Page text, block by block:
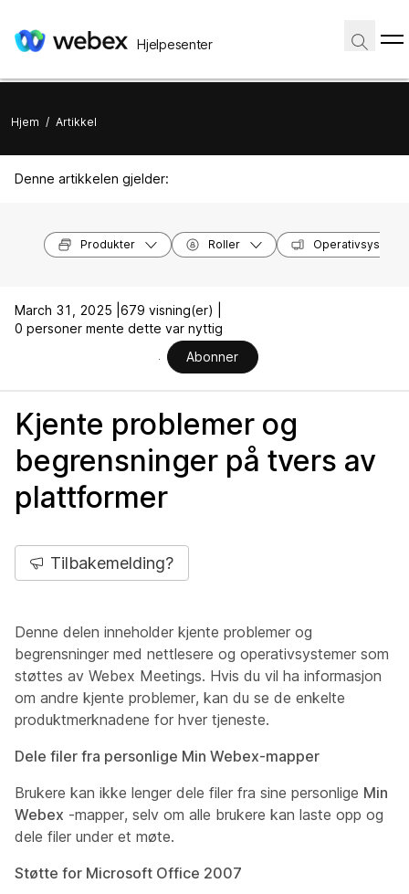
Hjelpesenter
Hjem / Artikkel
Denne artikkelen gjelder:
Produkter Roller
March 31, 2025 | 679 visning(er) |
0 personer mente dette var nyttig
Abonner
Kjente problemer og
begrensninger på tvers av
plattformer
Tilbakemelding?
Denne delen inneholder kjente problemer og
begrensninger med nettlesere og operativsystemer som
støttes av Webex Meetings. Hvis du vil ha informasjon
om andre kjente problemer, kan du se de enkelte
produktmerknadene for hver tjeneste.
Dele filer fra personlige Min Webex-mapper
Brukere kan ikke lenger dele filer fra sine personlige Min
Webex -mapper, selv om alle brukere kan laste opp og
dele filer under et møte.
Støtte for Microsoft Office 2007